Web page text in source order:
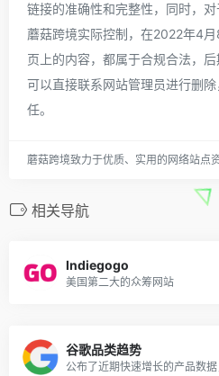
链接的准确性和完整性，同时，
蘑菇跨境实际控制，在2022年4
页上的内容，都属于合规合法，后
可以直接联系网站管理员进行删
任。
蘑菇跨境致力于优质、实用的网络站点
相关导航
Indiegogo
美国第二大的众筹网站
谷歌品类趋势
公布了近期快速增长的产品数